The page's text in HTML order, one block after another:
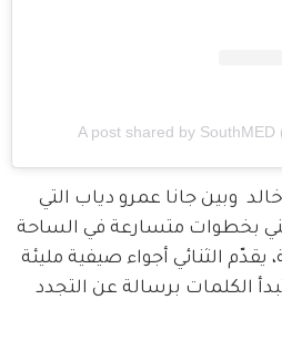
A post shared by
وبين جانا عمرو دياب التي
بخطوات متسارعة في الساحة
يقدّم الثنائي أجواء صيفية مليئة
الكلمات برسالة عن التجدد